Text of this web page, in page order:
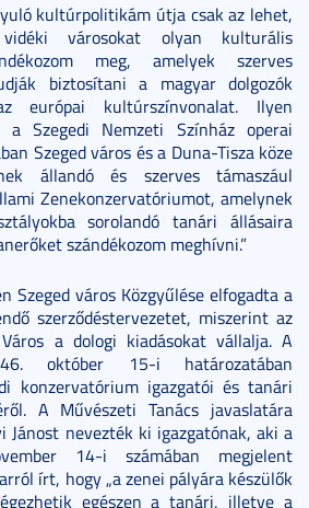
kultúrpolitikám útja csak az lehet,
városokat olyan kulturális
meg, amelyek szerves
biztosítani a magyar dolgozók
európai kultúrszínvonalat. Ilyen
a Szegedi Nemzeti Színház operai
Szeged város és a Duna-Tisza köze
állandó és szerves támaszául
Zenekonzervatóriumot, amelynek
sorolandó tanári állásaira
szándékozom meghívni.”
Szeged város Közgyűlése elfogadta a
szerződéstervezetet, miszerint az
a dologi kiadásokat vállalja. A
október 15-i határozatában
konzervatórium igazgatói és tanári
A Művészeti Tanács javaslatára
Jánost nevezték ki igazgatónak, aki a
14-i számában megjelent
írt, hogy „a zenei pályára készülők
egészen a tanári, illetve a